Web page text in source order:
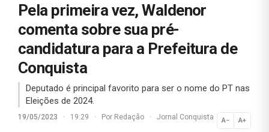
Pela primeira vez, Waldenor
comenta sobre sua pré-
candidatura para a Prefeitura de
Conquista
Deputado é principal favorito para ser o nome do PT nas
Eleições de 2024.
19/05/2023 · 19:29 · Por Redação · Jornal Conquista A− A+
Normal